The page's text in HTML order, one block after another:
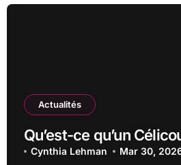
Actualités
Qu’est-ce qu’un
Cynthia Lehman Mar 30,